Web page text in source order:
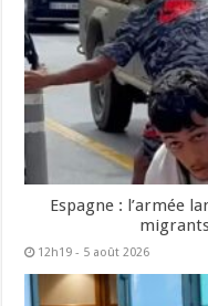
Espagne : l’armée
12h19 - 5 août 2026